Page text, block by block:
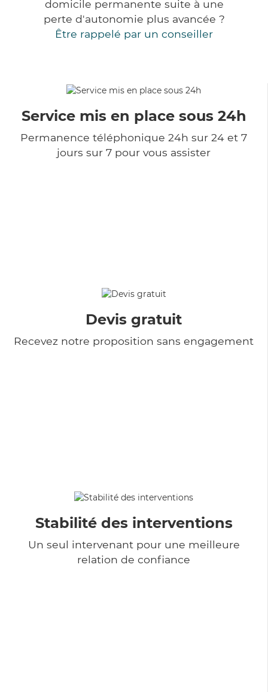
domicile permanente suite à une
perte d'autonomie plus avancée ?
Être rappelé par un conseiller
Service mis en place sous 24h
Permanence téléphonique 24h sur 24 et 7
jours sur 7 pour vous assister
Devis gratuit
Recevez notre proposition sans engagement
Stabilité des interventions
Un seul intervenant pour une meilleure
relation de confiance